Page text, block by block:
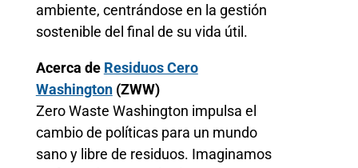
ambiente, centrándose en la gestión
sostenible del final de su vida útil.
Acerca de Residuos Cero
Washington (ZWW)
Zero Waste Washington impulsa el
cambio de políticas para un mundo
sano y libre de residuos. Imaginamos